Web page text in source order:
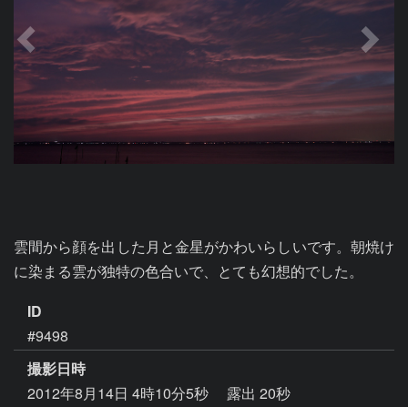
雲間から顔を出した月と金星がかわいらしいです。朝焼け
に染まる雲が独特の色合いで、とても幻想的でした。
ID
#9498
撮影日時
2012年8月14日 4時10分5秒
露出 20秒